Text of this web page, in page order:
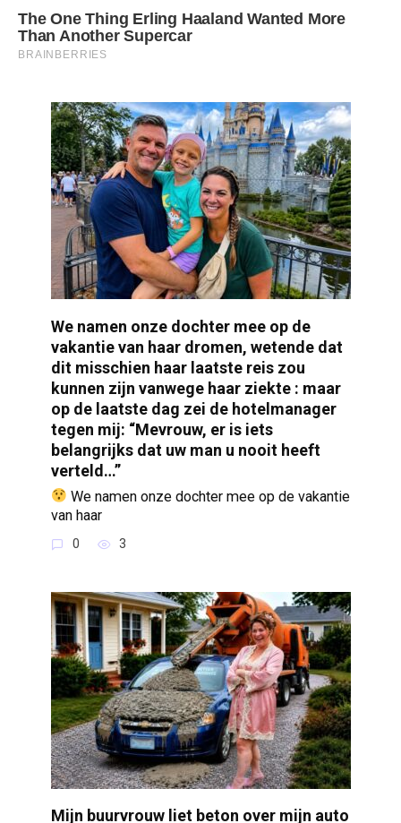
We namen onze dochter mee op de
vakantie van haar dromen, wetende dat
dit misschien haar laatste reis zou
kunnen zijn vanwege haar ziekte : maar
op de laatste dag zei de hotelmanager
tegen mij: “Mevrouw, er is iets
belangrijks dat uw man u nooit heeft
verteld…”
We namen onze dochter mee op de vakantie
van haar
0 3
Mijn buurvrouw liet beton over mijn auto